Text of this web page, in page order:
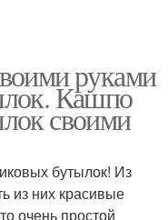
руками
Кашпо
своими
бутылок! Из
из них красивые
очень простой